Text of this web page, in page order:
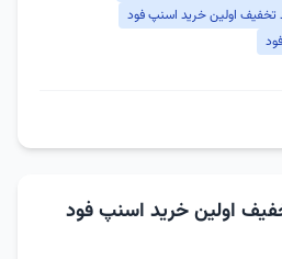
تخفیف اولین خرید اسنپ فود
تخفیف اولین خرید اسنپ فود